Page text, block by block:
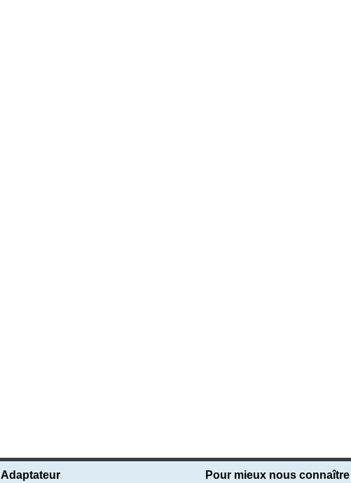
Adaptateur Pour mieux nous connaître